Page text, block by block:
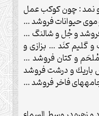
نمد : چون كوكب عمل
موى حيوانات فروشد …
و جُل و شالنگ …
كنَد … بزازى و
و كتان فروشد …
باريك و درشت فروشد
فاخر فروشد …